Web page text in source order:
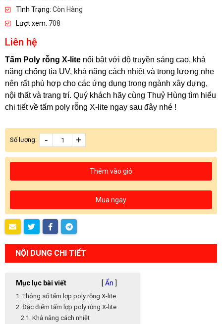
Tình Trạng: Còn Hàng
Lượt xem: 708
Liên hệ
Tấm Poly rỗng X-lite nổi bật với độ truyền sáng cao, khả
năng chống tia UV, khả năng cách nhiệt và trọng lượng nhẹ
nên rất phù hợp cho các ứng dụng trong ngành xây dựng,
nội thất và trang trí. Quý khách hãy cùng Thuỷ Hùng tìm hiểu
chi tiết về tấm poly rỗng X-lite ngay sau đây nhé !
Số lượng: - +
Thêm vào giỏ
Mua ngay
NỘI DUNG CHI TIẾT
Mục lục bài viết [ Ẩn ]
1. Thông số tấm lợp poly rỗng X-lite
2. Đặc điểm tấm lợp poly rỗng X-lite
2.1. Khả năng cách nhiệt